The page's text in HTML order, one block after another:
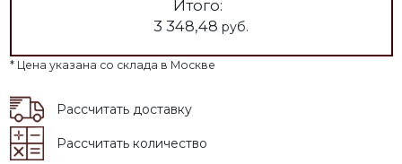
Итого:
3 348,48 руб.
* Цена указана со склада в Москве
Рассчитать доставку
Рассчитать количество